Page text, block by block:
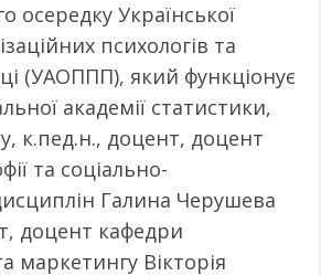
осередку Української
психологів та
(УАОППП), який функціонує
академії статистики,
к.пед.н., доцент, доцент
та соціально-
Галина Черушева
доцент кафедри
маркетингу Вікторія